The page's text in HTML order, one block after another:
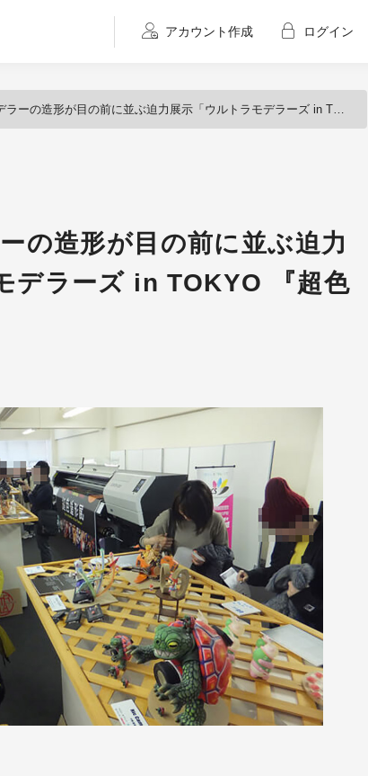
アカウント作成 ログイン
の造形が目の前に並ぶ迫力展示「ウルトラモデラーズ in TOKYO 『超色造形展』」
の造形が目の前に並ぶ迫力
デラーズ in TOKYO 『超色